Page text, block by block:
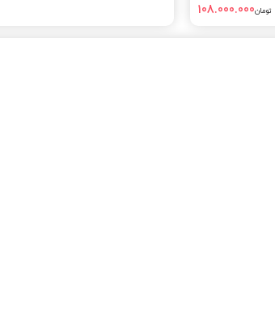
تومان108.000.000